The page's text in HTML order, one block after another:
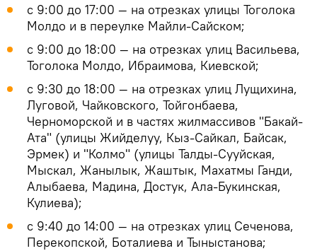
с 9:00 до 17:00 — на отрезках улицы Тоголока
Молдо и в переулке Майли-Сайском;
с 9:00 до 18:00 — на отрезках улиц Васильева,
Тоголока Молдо, Ибраимова, Киевской;
с 9:30 до 18:00 — на отрезках улиц Лущихина,
Луговой, Чайковского, Тойгонбаева,
Черноморской и в частях жилмассивов "Бакай-
Ата" (улицы Жийделуу, Кыз-Сайкал, Байсак,
Эрмек) и "Колмо" (улицы Талды-Сууйская,
Мыскал, Жанылык, Жаштык, Махатмы Ганди,
Алыбаева, Мадина, Достук, Ала-Букинская,
Кулиева);
с 9:40 до 14:00 — на отрезках улиц Сеченова,
Перекопской, Боталиева и Тыныстанова;